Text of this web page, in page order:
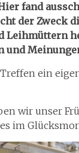
fand
der Zweck
Leihmüttern
und
ein
wir unser
im